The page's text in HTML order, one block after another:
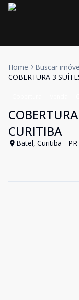
Home
Buscar
COBERTURA 3
CURITIBA
Batel, Curitiba - PR